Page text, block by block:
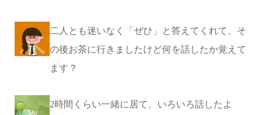
二人とも迷いなく「ぜひ」と答えてくれて、そ
の後お茶に行きましたけど何を話したか覚えて
ます？
2時間くらい一緒に居て、いろいろ話したよ